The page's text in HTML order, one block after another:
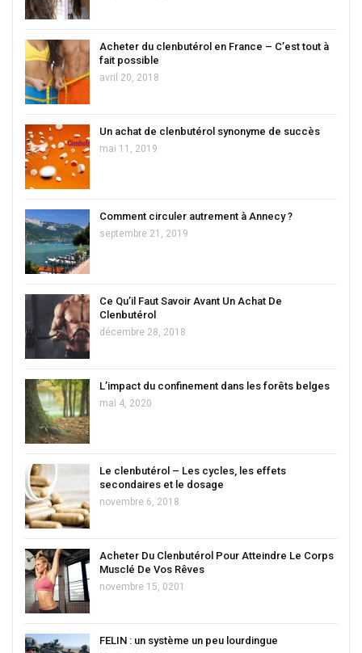
Acheter du clenbutérol en France – C’est tout à
fait possible
avril 20, 2018
Un achat de clenbutérol synonyme de succès
mai 11, 2019
Comment circuler autrement à Annecy ?
septembre 21, 2019
Ce Qu’il Faut Savoir Avant Un Achat De
Clenbutérol
décembre 28, 2018
L’impact du confinement dans les forêts belges
mai 4, 2020
Le clenbutérol – Les cycles, les effets
secondaires et le dosage
novembre 6, 2018
Acheter Du Clenbutérol Pour Atteindre Le Corps
Musclé De Vos Rêves
novembre 15, 0201
FELIN : un système un peu lourdingue